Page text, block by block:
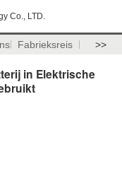
Co., LTD.
Fabrieksreis >>
in Elektrische